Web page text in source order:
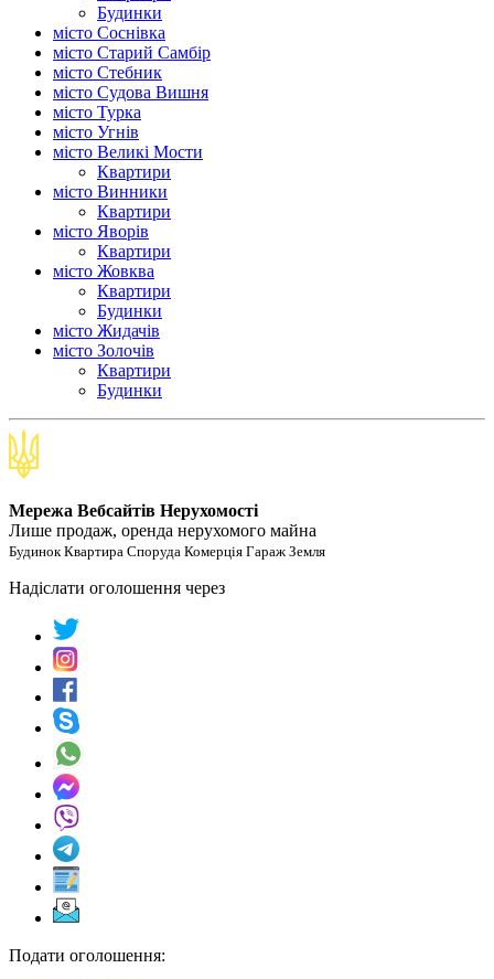
Будинки
місто Соснівка
місто Старий Самбір
місто Стебник
місто Судова Вишня
місто Турка
місто Угнів
місто Великі Мости
Квартири
місто Винники
Квартири
місто Яворів
Квартири
місто Жовква
Квартири
Будинки
місто Жидачів
місто Золочів
Квартири
Будинки
Мережа Вебсайтів Нерухомості
Лише продаж, оренда нерухомого майна
Будинок Квартира Споруда Комерція Гараж Земля
Надіслати оголошення через
Подати оголошення: